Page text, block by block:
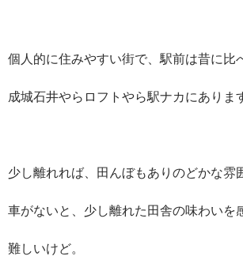
個人的に住みやすい街で、駅前は昔に比
成城石井やらロフトやら駅ナカにありま
少し離れれば、田んぼもありのどかな雰
車がないと、少し離れた田舎の味わいを
難しいけど。